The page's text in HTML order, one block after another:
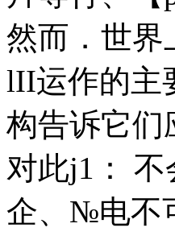
然而．世界
lII运作的主
构告诉它们
对此j1：
企、№电不